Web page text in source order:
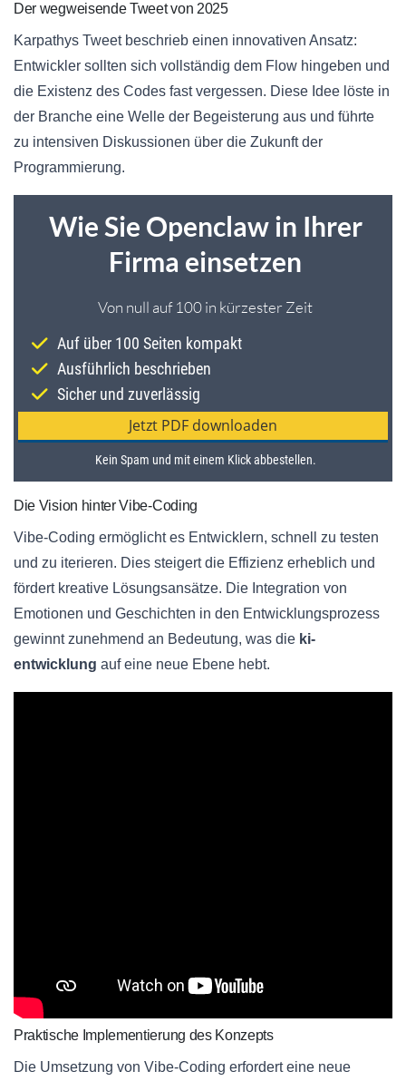
Der wegweisende Tweet von 2025
Karpathys Tweet beschrieb einen innovativen Ansatz:
Entwickler sollten sich vollständig dem Flow hingeben und
die Existenz des Codes fast vergessen. Diese Idee löste in
der Branche eine Welle der Begeisterung aus und führte
zu intensiven Diskussionen über die Zukunft der
Programmierung.
Die Vision hinter Vibe-Coding
Vibe-Coding ermöglicht es Entwicklern, schnell zu testen
und zu iterieren. Dies steigert die Effizienz erheblich und
fördert kreative Lösungsansätze. Die Integration von
Emotionen und Geschichten in den Entwicklungsprozess
gewinnt zunehmend an Bedeutung, was die ki-
entwicklung auf eine neue Ebene hebt.
Praktische Implementierung des Konzepts
Die Umsetzung von Vibe-Coding erfordert eine neue